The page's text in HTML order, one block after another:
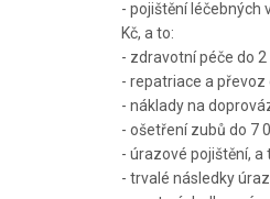
- pojištění léčebných
Kč, a to:
- zdravotní péče do 2
- repatriace a převoz
- náklady na
- ošetření zubů do 7
- úrazové pojištění, a
- trvalé následky